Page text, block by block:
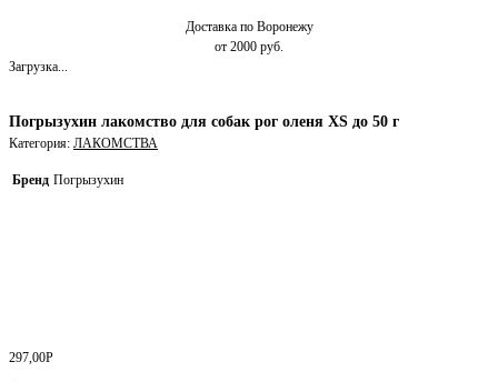
Доставка по Воронежу
от 2000 руб.
Загрузка...
Погрызухин лакомство для собак рог оленя XS до 50 г
Категория: ЛАКОМСТВА
Бренд Погрызухин
297,00Р